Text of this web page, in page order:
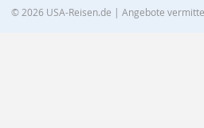
© 2026 USA-Reisen.de | Angebote